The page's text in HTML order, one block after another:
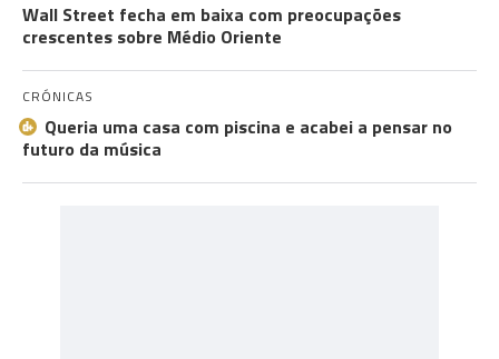
Wall Street fecha em baixa com preocupações
crescentes sobre Médio Oriente
CRÓNICAS
Queria uma casa com piscina e acabei a pensar no
futuro da música